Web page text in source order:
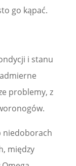
go kąpać.
i stanu
problemy, z
niedoborach
między